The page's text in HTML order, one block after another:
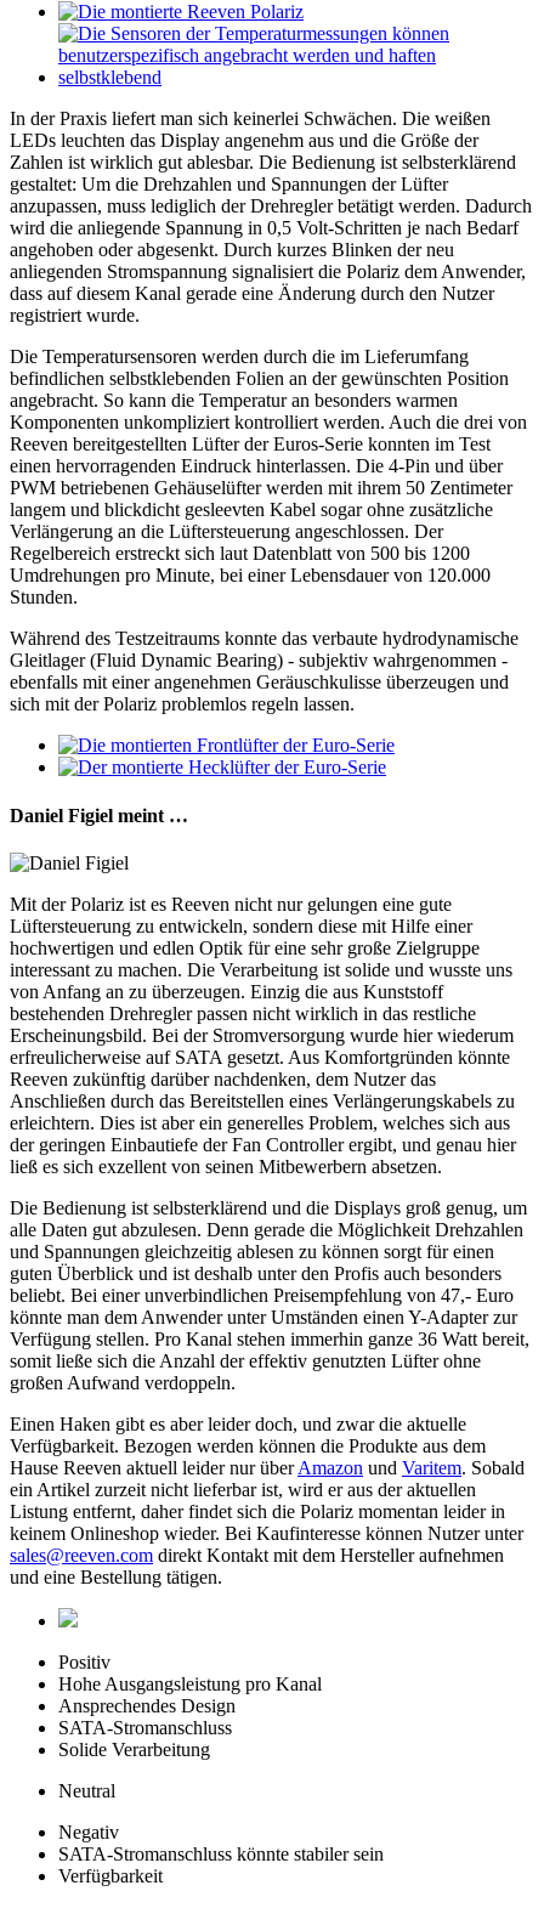
In der Praxis liefert man sich keinerlei Schwächen. Die weißen
LEDs leuchten das Display angenehm aus und die Größe der
Zahlen ist wirklich gut ablesbar. Die Bedienung ist selbsterklärend
gestaltet: Um die Drehzahlen und Spannungen der Lüfter
anzupassen, muss lediglich der Drehregler betätigt werden. Dadurch
wird die anliegende Spannung in 0,5 Volt-Schritten je nach Bedarf
angehoben oder abgesenkt. Durch kurzes Blinken der neu
anliegenden Stromspannung signalisiert die Polariz dem Anwender,
dass auf diesem Kanal gerade eine Änderung durch den Nutzer
registriert wurde.
Die Temperatursensoren werden durch die im Lieferumfang
befindlichen selbstklebenden Folien an der gewünschten Position
angebracht. So kann die Temperatur an besonders warmen
Komponenten unkompliziert kontrolliert werden. Auch die drei von
Reeven bereitgestellten Lüfter der Euros-Serie konnten im Test
einen hervorragenden Eindruck hinterlassen. Die 4-Pin und über
PWM betriebenen Gehäuselüfter werden mit ihrem 50 Zentimeter
langem und blickdicht gesleevten Kabel sogar ohne zusätzliche
Verlängerung an die Lüftersteuerung angeschlossen. Der
Regelbereich erstreckt sich laut Datenblatt von 500 bis 1200
Umdrehungen pro Minute, bei einer Lebensdauer von 120.000
Stunden.
Während des Testzeitraums konnte das verbaute hydrodynamische
Gleitlager (Fluid Dynamic Bearing) - subjektiv wahrgenommen -
ebenfalls mit einer angenehmen Geräuschkulisse überzeugen und
sich mit der Polariz problemlos regeln lassen.
Daniel Figiel meint …
Mit der Polariz ist es Reeven nicht nur gelungen eine gute
Lüftersteuerung zu entwickeln, sondern diese mit Hilfe einer
hochwertigen und edlen Optik für eine sehr große Zielgruppe
interessant zu machen. Die Verarbeitung ist solide und wusste uns
von Anfang an zu überzeugen. Einzig die aus Kunststoff
bestehenden Drehregler passen nicht wirklich in das restliche
Erscheinungsbild. Bei der Stromversorgung wurde hier wiederum
erfreulicherweise auf SATA gesetzt. Aus Komfortgründen könnte
Reeven zukünftig darüber nachdenken, dem Nutzer das
Anschließen durch das Bereitstellen eines Verlängerungskabels zu
erleichtern. Dies ist aber ein generelles Problem, welches sich aus
der geringen Einbautiefe der Fan Controller ergibt, und genau hier
ließ es sich exzellent von seinen Mitbewerbern absetzen.
Die Bedienung ist selbsterklärend und die Displays groß genug, um
alle Daten gut abzulesen. Denn gerade die Möglichkeit Drehzahlen
und Spannungen gleichzeitig ablesen zu können sorgt für einen
guten Überblick und ist deshalb unter den Profis auch besonders
beliebt. Bei einer unverbindlichen Preisempfehlung von 47,- Euro
könnte man dem Anwender unter Umständen einen Y-Adapter zur
Verfügung stellen. Pro Kanal stehen immerhin ganze 36 Watt bereit,
somit ließe sich die Anzahl der effektiv genutzten Lüfter ohne
großen Aufwand verdoppeln.
Einen Haken gibt es aber leider doch, und zwar die aktuelle
Verfügbarkeit. Bezogen werden können die Produkte aus dem
Hause Reeven aktuell leider nur überAmazon und Varitem. Sobald
ein Artikel zurzeit nicht lieferbar ist, wird er aus der aktuellen
Listung entfernt, daher findet sich die Polariz momentan leider in
keinem Onlineshop wieder. Bei Kaufinteresse können Nutzer unter
sales@reeven.com direkt Kontakt mit dem Hersteller aufnehmen
und eine Bestellung tätigen.
Positiv
Hohe Ausgangsleistung pro Kanal
Ansprechendes Design
SATA-Stromanschluss
Solide Verarbeitung
Neutral
Negativ
SATA-Stromanschluss könnte stabiler sein
Verfügbarkeit